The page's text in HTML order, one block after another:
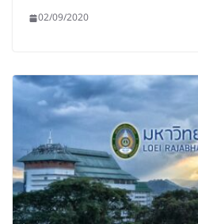
02/09/2020